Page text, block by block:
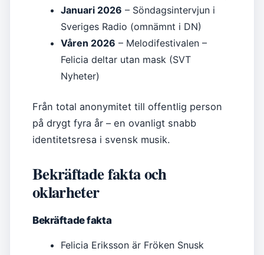
Januari 2026 – Söndagsintervjun i
Sveriges Radio (omnämnt i DN)
Våren 2026 – Melodifestivalen –
Felicia deltar utan mask (SVT
Nyheter)
Från total anonymitet till offentlig person
på drygt fyra år – en ovanligt snabb
identitetsresa i svensk musik.
Bekräftade fakta och
oklarheter
Bekräftade fakta
Felicia Eriksson är Fröken Snusk